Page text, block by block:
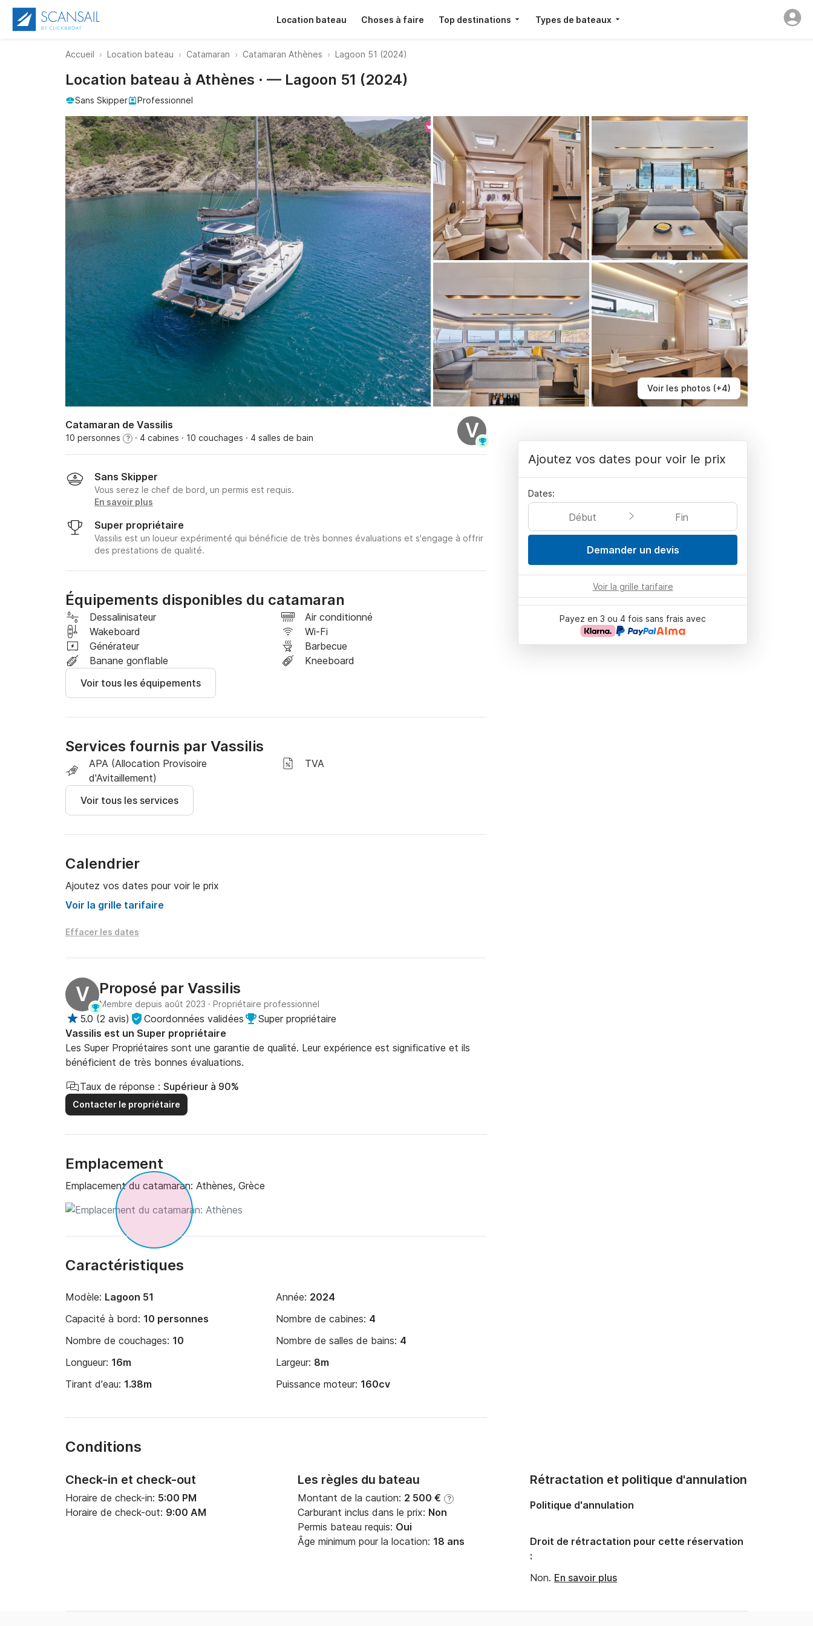
Location bateau Choses à faire Top destinations Types de bateaux
Accueil Location bateau Catamaran Catamaran Athènes Lagoon 51 (2024)
Voir les photos (+4)
Location bateau à Athènes · — Lagoon 51 (2024)
Sans Skipper Professionnel
Catamaran de Vassilis
10 personnes ? · 4 cabines · 10 couchages · 4 salles de bain V
Sans Skipper
Vous serez le chef de bord, un permis est requis.
En savoir plus
Super propriétaire
Vassilis est un loueur expérimenté qui bénéficie de très bonnes évaluations et s'engage à offrir
des prestations de qualité.
Équipements disponibles du catamaran
Dessalinisateur
Air conditionné
Wakeboard
Wi-Fi
Générateur
Barbecue
Banane gonflable
Kneeboard
Voir tous les équipements
Services fournis par Vassilis
APA (Allocation Provisoire
d'Avitaillement)
TVA
Voir tous les services
Calendrier
Ajoutez vos dates pour voir le prix
Voir la grille tarifaire
Effacer les dates
V Proposé par Vassilis
Membre depuis août 2023 · Propriétaire professionnel
5.0 (2 avis) Coordonnées validées
Super propriétaire
Vassilis est un Super propriétaire
Les Super Propriétaires sont une garantie de qualité. Leur expérience est significative et ils
bénéficient de très bonnes évaluations.
Taux de réponse : Supérieur à 90%
Contacter le propriétaire
Emplacement
Emplacement du catamaran: Athènes, Grèce
Caractéristiques
Modèle: Lagoon 51 Année: 2024
Capacité à bord: 10 personnes Nombre de cabines: 4
Nombre de couchages: 10 Nombre de salles de bains: 4
Longueur: 16m Largeur: 8m
Tirant d'eau: 1.38m Puissance moteur: 160cv
Ajoutez vos dates pour voir le prix
Dates:
Début Fin
Demander un devis
Voir la grille tarifaire
Payez en 3 ou 4 fois sans frais avec
Conditions
Check-in et check-out
Horaire de check-in: 5:00 PM
Horaire de check-out: 9:00 AM
Les règles du bateau
Montant de la caution: 2 500 € ?
Carburant inclus dans le prix: Non
Permis bateau requis: Oui
Âge minimum pour la location: 18 ans
Rétractation et politique d'annulation
Politique d'annulation
Droit de rétractation pour cette réservation
:
Non. En savoir plus